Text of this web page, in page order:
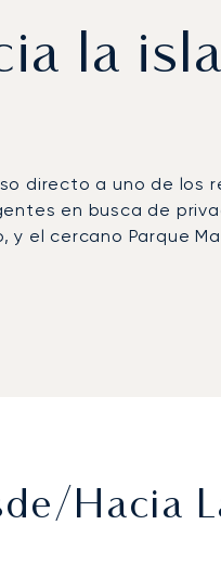
la
directo a uno de los
en busca de
el cercano Parque
privados de hasta
hacia